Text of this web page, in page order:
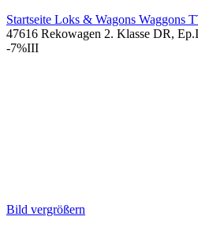
Startseite Loks & Wagons Waggons
47616 Rekowagen 2. Klasse DR,
-7%III
Bild vergrößern